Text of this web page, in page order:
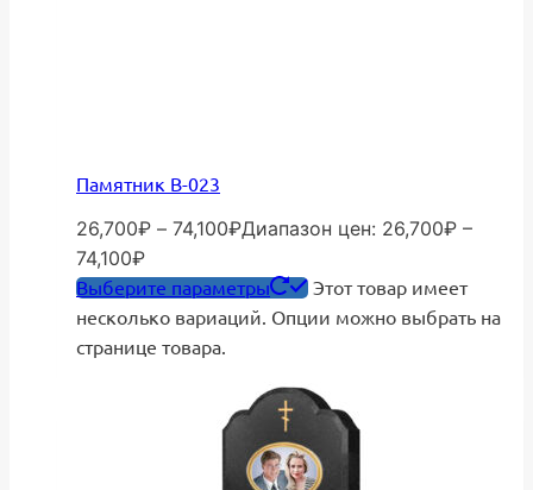
Памятник В-023
26,700₽ – 74,100₽Диапазон цен: 26,700₽ –
74,100₽
Выберите параметры
Этот товар имеет
несколько вариаций. Опции можно выбрать на
странице товара.